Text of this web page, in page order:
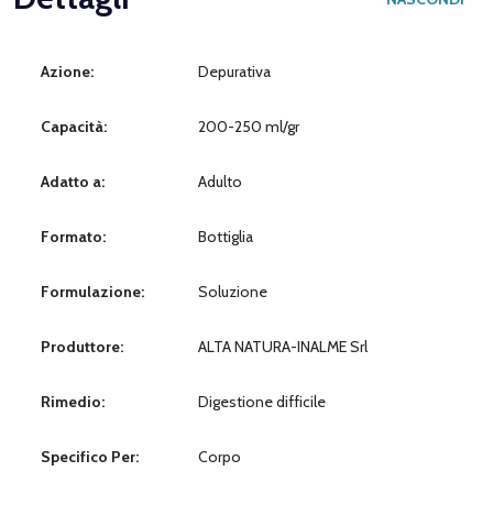
Azione: Depurativa
Capacità: 200-250 ml/gr
Adatto a: Adulto
Formato: Bottiglia
Formulazione: Soluzione
Produttore: ALTA NATURA-INALME Srl
Rimedio: Digestione difficile
Specifico Per: Corpo